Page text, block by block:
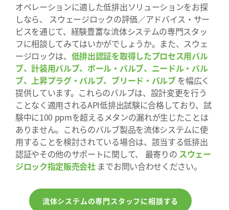
オペレーションに適した低排出ソリューションをお探
しなら、 スウェージロックの評価／アドバイス・サー
ビスを通じて、経験豊富な流体システムの専門スタッ
フに相談してみてはいかがでしょうか。また、スウェ
ージロックは、 低排出認証を取得したプロセス用バル
ブ、計装用バルブ、ボール・バルブ、ニードル・バル
ブ、上昇プラグ・バルブ、ブリード・バルブを幅広く
提供しています。これらのバルブは、設計変更を行う
ことなく適用されるAPI低排出試験に合格しており、試
験中に100 ppmを超えるメタンの漏れが生じたことは
ありません。これらのバルブ製品を流体システムに使
用することを検討されている場合は、該当する低排出
認証やその他のサポートに関して、 最寄りの スウェー
ジロック指定販売会社までお問い合わせください。
流体システムの専門スタッフに相談する